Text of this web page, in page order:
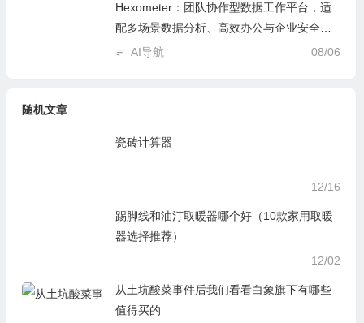
Hexometer：团队协作型数据工作平台，适
配多场景数据分析、高效办公与企业安全管
控
08/06
AI导航
随机文章
瓷砖计算器
12/16
踢脚线和油汀取暖器哪个好（10款家用取暖
器选择推荐）
12/02
从土坑酸菜事件后我们看看白象旗下有哪些
值得买的